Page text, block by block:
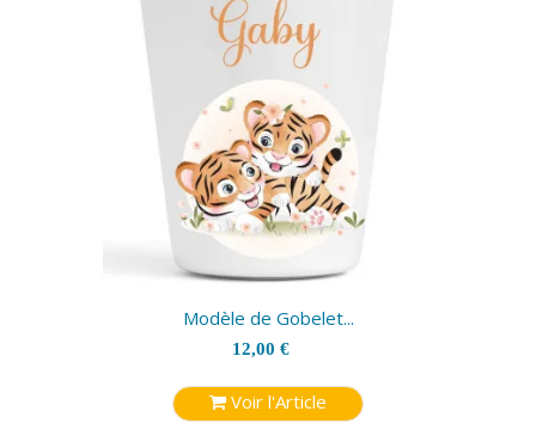
Modèle de Gobelet...
12,00 €
Voir l'Article